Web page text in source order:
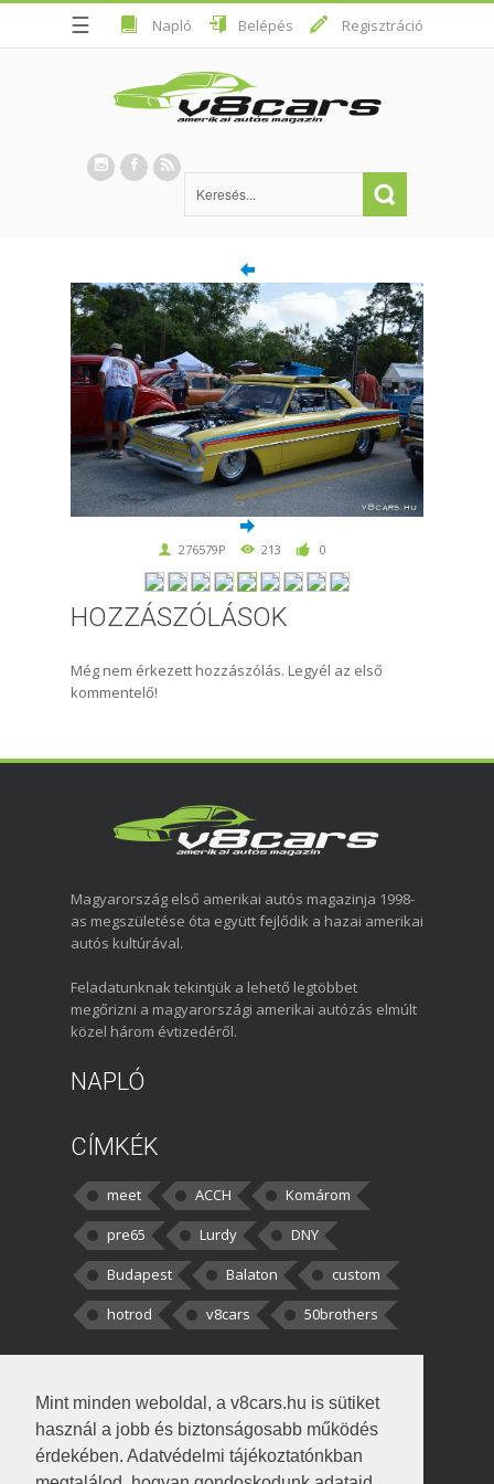
Mint minden weboldal, a v8cars.hu is sütiket
használ a jobb és biztonságosabb működés
érdekében. Adatvédelmi tájékoztatónkban
☰ Napló Belépés Regisztráció
276579P 213 0
HOZZÁSZÓLÁSOK
Még nem érkezett hozzászólás. Legyél az első
kommentelő!
Magyarország első amerikai autós magazinja 1998-
as megszületése óta együtt fejlődik a hazai amerikai
autós kultúrával.
Feladatunknak tekintjük a lehető legtöbbet
megőrizni a magyarországi amerikai autózás elmúlt
közel három évtizedéről.
NAPLÓ
CÍMKÉK
meet ACCH
Komárom
pre65
Lurdy
DNY
Budapest
Balaton
custom
hotrod
v8cars 50brothers
kortisz:Elszúrtam! Én csak két
darabbaal számoltam. Nem tudtam, hogy fél autót,